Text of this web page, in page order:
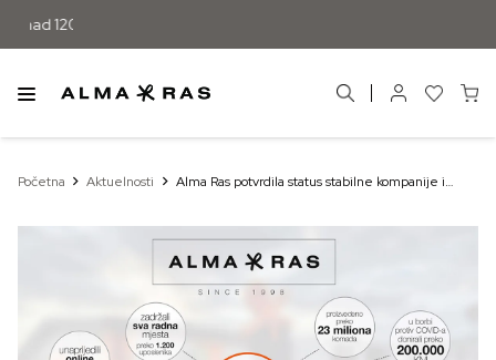
Početna Aktuelnosti
Alma Ras potvrdila status stabilne kompanije i